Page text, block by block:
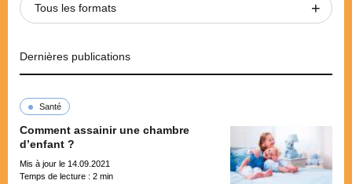
Tous les formats
Dernières publications
Santé
Comment assainir une chambre
d’enfant ?
Mis à jour le 14.09.2021
Temps de lecture : 2 min